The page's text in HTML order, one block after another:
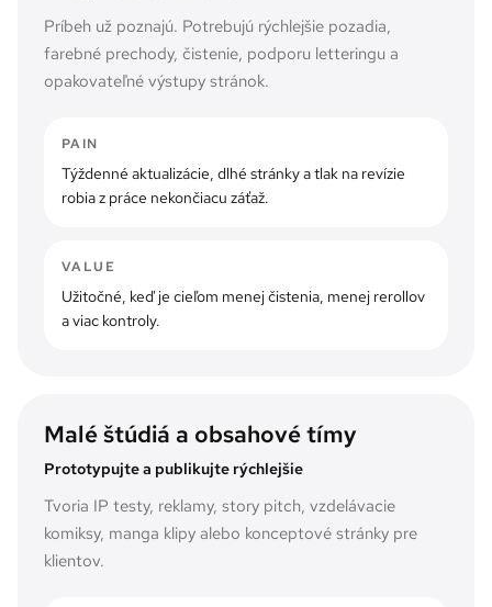
Príbeh už poznajú. Potrebujú rýchlejšie pozadia,
farebné prechody, čistenie, podporu letteringu a
opakovateľné výstupy stránok.
PAIN
Týždenné aktualizácie, dlhé stránky a tlak na revízie
robia z práce nekončiacu záťaž.
VALUE
Užitočné, keď je cieľom menej čistenia, menej rerollov
a viac kontroly.
Malé štúdiá a obsahové tímy
Prototypujte a publikujte rýchlejšie
Tvoria IP testy, reklamy, story pitch, vzdelávacie
komiksy, manga klipy alebo konceptové stránky pre
klientov.